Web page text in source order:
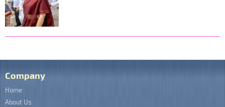
Company
Home
About Us